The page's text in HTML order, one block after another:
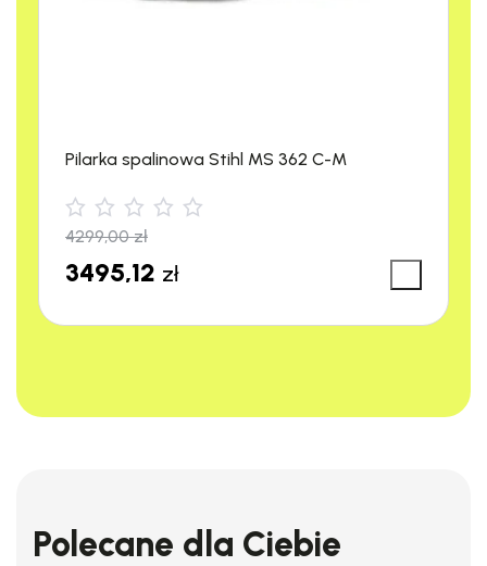
Pilarka spalinowa Stihl MS 362 C-M
4299,00zł
3495,12 zł
Polecane dla Ciebie